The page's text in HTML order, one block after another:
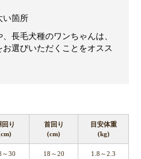
い箇所
長毛犬種のワンちゃんは、
選びいただくことをオスス
回り
首回り
(cm)
目安体重
(kg)
～30 18～20 1.8～2.3